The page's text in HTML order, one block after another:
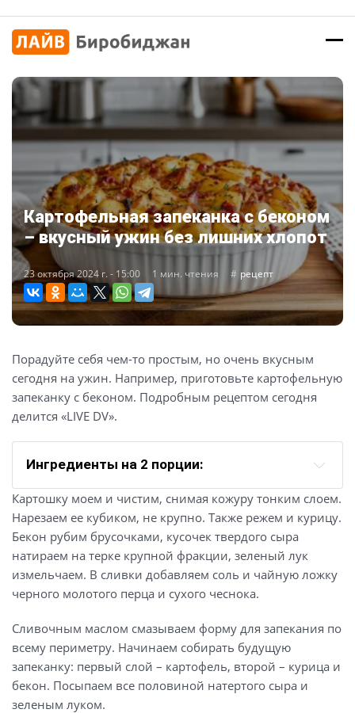
Картофельная запеканка с беконом
– вкусный ужин без лишних хлопот
23 октября 2024 г. - 15:00 1 мин. чтения рецепт
Порадуйте себя чем-то простым, но очень вкусным
сегодня на ужин. Например, приготовьте картофельную
запеканку с беконом. Подробным рецептом сегодня
делится «LIVE DV».
Ингредиенты на 2 порции:
картофель – 2 крупных клубня;
филе курицы – 1 грудка;
бекон – 2 ломтика;
жирный сыр – 100 гр;
сливки – 120 мл;
масло сливочное – 40 гр;
молотый черный перец – 1 ч. ложка;
сухой чеснок – 1 ч. ложка;
зеленый лук – 4 пера.
Картошку моем и чистим, снимая кожуру тонким слоем.
Нарезаем ее кубиком, не крупно. Также режем и курицу.
Бекон рубим брусочками, кусочек твердого сыра
натираем на терке крупной фракции, зеленый лук
измельчаем. В сливки добавляем соль и чайную ложку
черного молотого перца и сухого чеснока.
Сливочным маслом смазываем форму для запекания по
всему периметру. Начинаем собирать будущую
запеканку: первый слой – картофель, второй – курица и
бекон. Посыпаем все половиной натертого сыра и
зеленым луком.